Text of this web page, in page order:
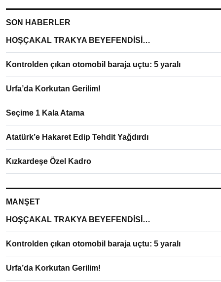
SON HABERLER
HOŞÇAKAL TRAKYA BEYEFENDİSİ…
Kontrolden çıkan otomobil baraja uçtu: 5 yaralı
Urfa’da Korkutan Gerilim!
Seçime 1 Kala Atama
Atatürk’e Hakaret Edip Tehdit Yağdırdı
Kızkardeşe Özel Kadro
MANŞET
HOŞÇAKAL TRAKYA BEYEFENDİSİ…
Kontrolden çıkan otomobil baraja uçtu: 5 yaralı
Urfa’da Korkutan Gerilim!